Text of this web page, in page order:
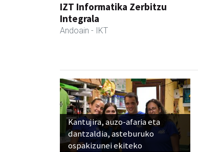
IZT Informatika Zerbitzu
Integrala
Andoain - IKT
Kantujira, auzo-afaria eta
dantzaldia, asteburuko
ospakizunei ekiteko